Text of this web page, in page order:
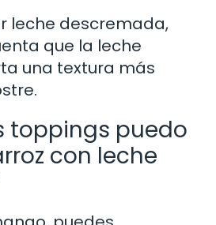
leche descremada,
que la leche
una textura más
toppings puedo
con leche